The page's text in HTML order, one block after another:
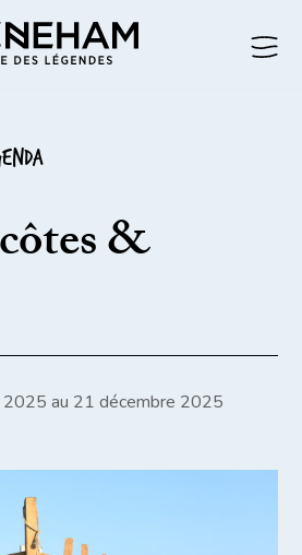
&
au 21 décembre 2025